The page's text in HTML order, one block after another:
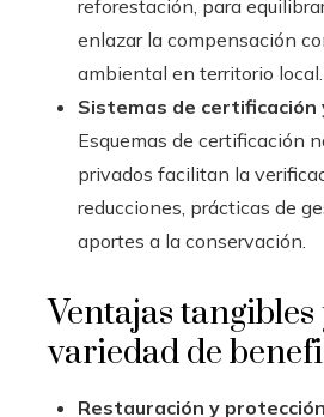
reforestación, para
enlazar la compensación
ambiental en territorio local.
Sistemas de certificación
Esquemas de certificación
privados facilitan la
reducciones, prácticas de
aportes a la conservación.
Ventajas
variedad de
Restauración y